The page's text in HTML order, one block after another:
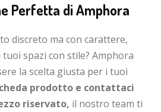
Perfetta di Amphora
discreto ma con carattere,
spazi con stile? Amphora
la scelta giusta per i tuoi
prodotto e contattaci
riservato, il nostro team ti